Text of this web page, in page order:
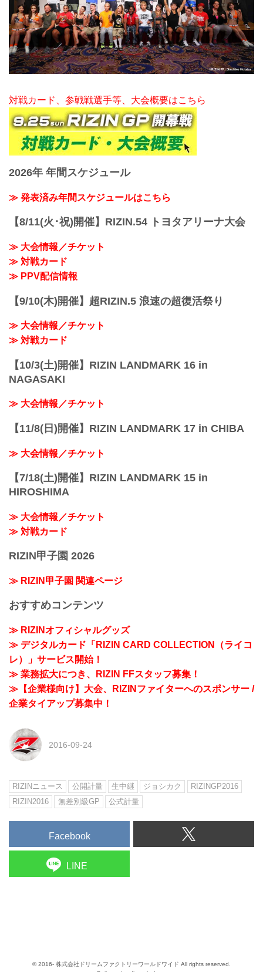
対戦カード、参戦戦選手等、大会概要はこちら
2026年 年間スケジュール
≫ 発表済み年間スケジュールはこちら
【8/11(火･祝)開催】RIZIN.54 トヨタアリーナ大会
≫ 大会情報／チケット
≫ 対戦カード
≫ PPV配信情報
【9/10(木)開催】超RIZIN.5 浪速の超復活祭り
≫ 大会情報／チケット
≫ 対戦カード
【10/3(土)開催】RIZIN LANDMARK 16 in
NAGASAKI
≫ 大会情報／チケット
【11/8(日)開催】RIZIN LANDMARK 17 in CHIBA
≫ 大会情報／チケット
【7/18(土)開催】RIZIN LANDMARK 15 in
HIROSHIMA
≫ 大会情報／チケット
≫ 対戦カード
RIZIN甲子園 2026
≫ RIZIN甲子園 関連ページ
おすすめコンテンツ
≫ RIZINオフィシャルグッズ
≫ デジタルカード「RIZIN CARD COLLECTION（ライコ
レ）」サービス開始！
≫ 業務拡大につき、RIZIN FFスタッフ募集！
≫【企業様向け】大会、RIZINファイターへのスポンサー /
企業タイアップ募集中！
2016-09-24
RIZINニュース 公開計量 生中継 ジョシカク
RIZINGP2016
RIZIN2016
無差別級GP 公式計量
Facebook
LINE
© 2016- 株式会社ドリームファクトリーワールドワイド All rights reserved.